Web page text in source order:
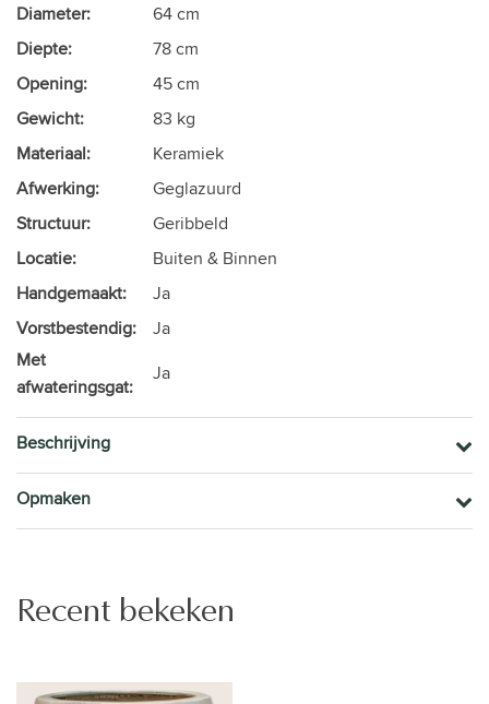
Diameter:
64 cm
Diepte:
78 cm
Opening:
45 cm
Gewicht:
83 kg
Materiaal:
Keramiek
Afwerking:
Geglazuurd
Structuur:
Geribbeld
Locatie:
Buiten & Binnen
Handgemaakt:
Ja
Vorstbestendig:
Ja
Met
afwateringsgat:
Ja
Beschrijving
Opmaken
Recent bekeken